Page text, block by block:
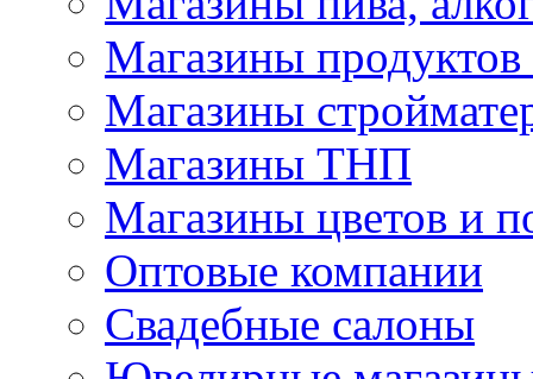
Магазины продуктов
Магазины
Магазины ТНП
Магазины цветов и
Оптовые компании
Свадебные салоны